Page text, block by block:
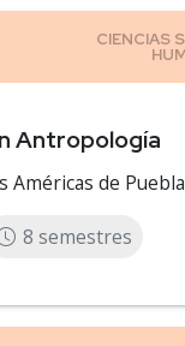
Antropología
Américas de Puebla
8 semestres